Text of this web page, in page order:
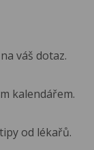
váš dotaz.
kalendářem.
od lékařů.